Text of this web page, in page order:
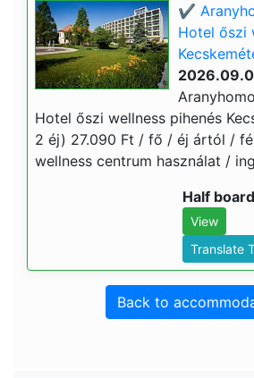
✔️
Hotel őszi
Hotel őszi wellness pihenés
2 éj) 27.090 Ft / fő / éj ártól /
wellness centrum használat /
Half board
View
Translate
Back to